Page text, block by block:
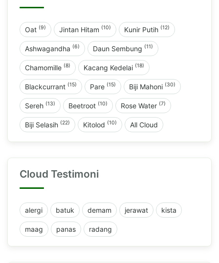
Oat (9) Jintan Hitam (10) Kunir Putih (12)
Ashwagandha (6) Daun Sembung (11)
Chamomille (8) Kacang Kedelai (18)
Blackcurrant (15) Pare (15) Biji Mahoni (30)
Sereh (13) Beetroot (10) Rose Water (7)
Biji Selasih (22) Kitolod (10) All Cloud
Cloud Testimoni
alergi batuk demam jerawat kista
maag panas radang